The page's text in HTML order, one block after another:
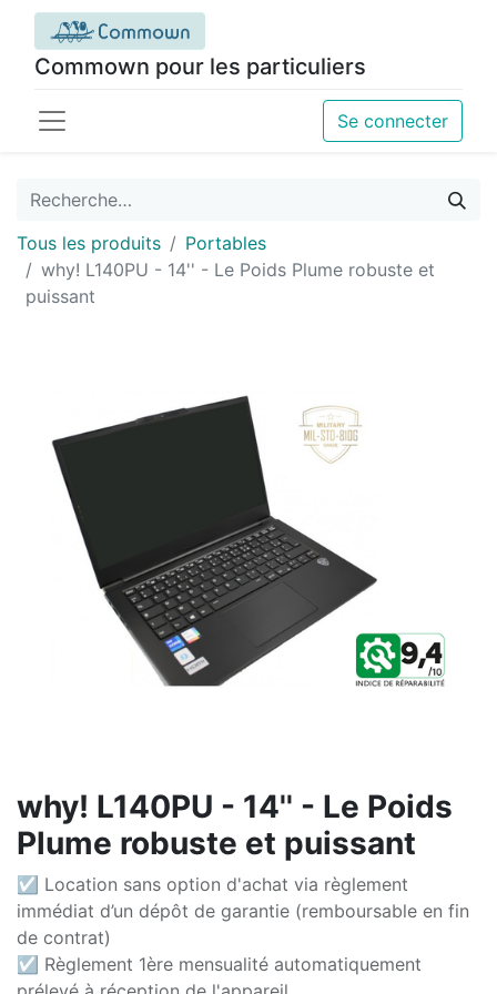
Commown pour les particuliers
Se connecter
Tous les produits
Portables
why! L140PU - 14'' - Le Poids Plume robuste et
puissant
why! L140PU - 14'' - Le Poids
Plume robuste et puissant
☑ Location sans option d'achat via règlement
immédiat d’un dépôt de garantie (remboursable en fin
de contrat)
☑ Règlement 1ère mensualité automatiquement